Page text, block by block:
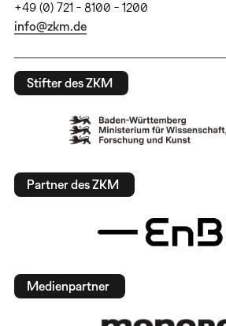
+49 (0) 721 - 8100 - 1200
info@zkm.de
Stifter des ZKM
Partner des ZKM
Medienpartner